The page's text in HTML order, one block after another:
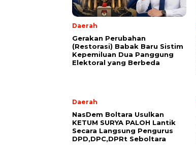
Daerah
Gerakan Perubahan
(Restorasi) Babak Baru Sistim
Kepemiluan Dua Panggung
Elektoral yang Berbeda
Daerah
NasDem Boltara Usulkan
KETUM SURYA PALOH Lantik
Secara Langsung Pengurus
DPD,DPC,DPRt Seboltara ‎